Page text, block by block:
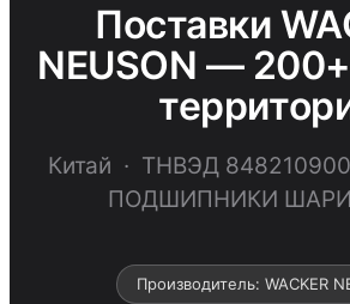
Поставки
NEUSON —
Китай · ТНВЭД
ПОДШИПНИКИ
Производитель: WACKER